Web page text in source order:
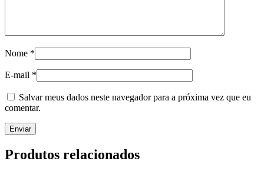
Nome *
E-mail *
Salvar meus dados neste navegador para a próxima vez que eu
comentar.
Produtos relacionados